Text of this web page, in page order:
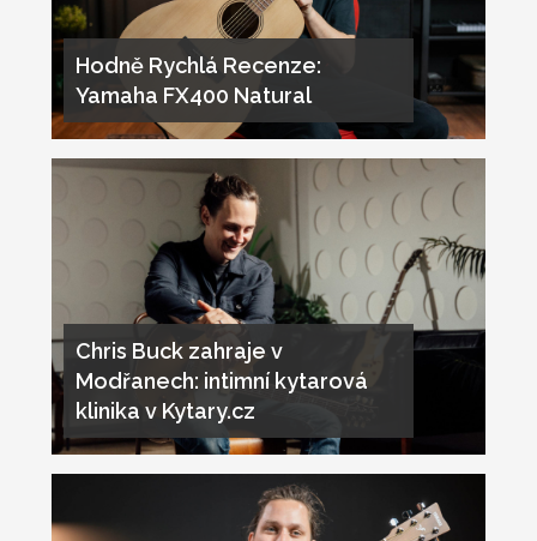
Hodně Rychlá Recenze:
Yamaha FX400 Natural
Chris Buck zahraje v
Modřanech: intimní kytarová
klinika v Kytary.cz